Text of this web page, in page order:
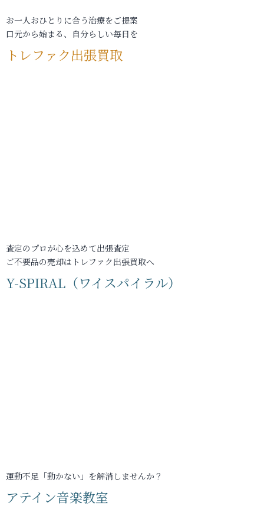
お一人おひとりに合う治療をご提案
口元から始まる、自分らしい毎日を
トレファク出張買取
査定のプロが心を込めて出張査定
ご不要品の売却はトレファク出張買取へ
Y-SPIRAL（ワイスパイラル）
運動不足「動かない」を解消しませんか？
アテイン音楽教室